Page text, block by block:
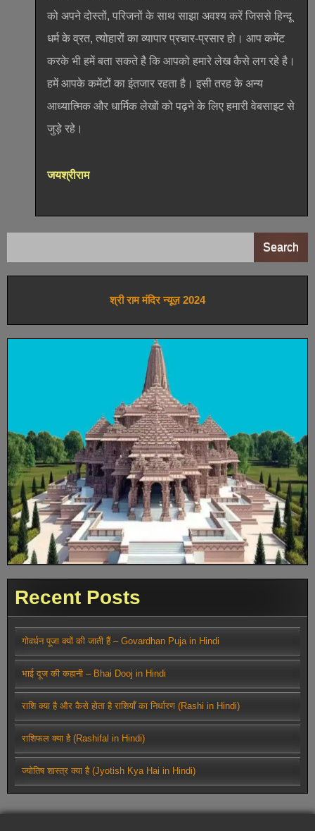
को अपने दोस्तों, परिजनों के साथ साझा अवश्य करें जिससे हिन्दू
धर्म के व्रत, त्योहारों का व्यापार प्रचार-प्रसार हो। आप कमेंट
करके भी हमें बता सकते है कि आपको हमारे लेख कैसे लग रहे है।
हमें आपके कमेंटों का इंतजार रहता है। इसी तरह के अन्य
आध्यात्मिक और धार्मिक लेखों को पढ़ने के लिए हमारी वेबसाइट से
जुड़े रहे।
जयश्रीराम
Search
श्री राम मंदिर न्यूज़ 2024
Recent Posts
गोवर्धन पूजा क्यों की जाती हैं – Govardhan Puja in Hindi
भाई दूज की कहानी – Bhai Dooj in Hindi
राशि क्या है और कैसे होता है राशियाँ का निर्धारण (Rashi in Hindi)
राशिफल क्या है (Rashifal in Hindi)
ज्योतिष शास्त्र क्या है (Jyotish Kya Hai in Hindi)